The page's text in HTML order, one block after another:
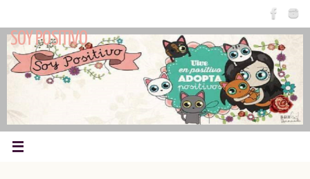
contenido
SOY POSITIVO